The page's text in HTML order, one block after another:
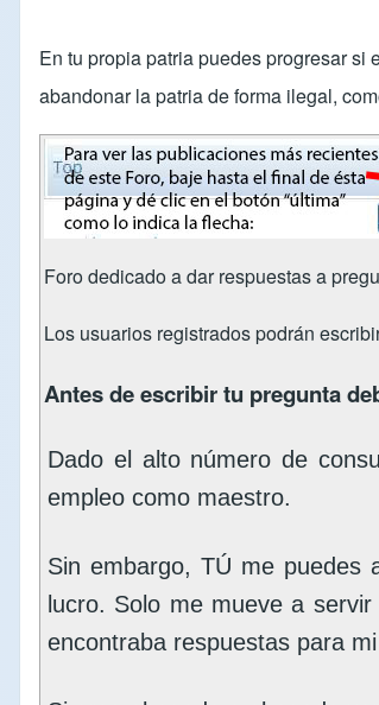
En tu propia patria puedes progresar
abandonar la patria de forma ilegal,
Foro dedicado a dar respuestas a
Los usuarios registrados podrán
Antes de escribir tu pregunta
Dado el alto número de
empleo como maestro.
Sin embargo, TÚ me puedes
lucro. Solo me mueve a
encontraba respuestas para